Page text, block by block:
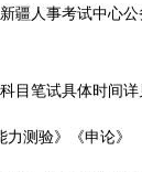
疆人事考试中心
目笔试具体时间详
测验》《申论》